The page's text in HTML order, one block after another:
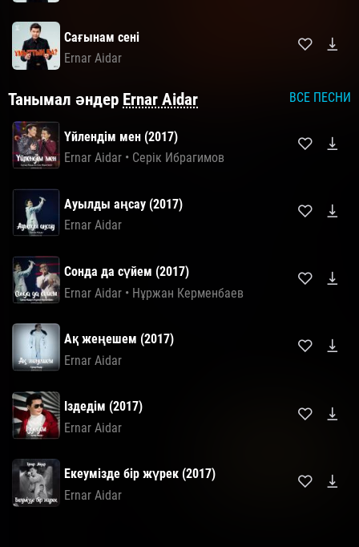
Сағынам сені
Ernar Aidar
Танымал әндер Ernar Aidar ВСЕ ПЕСНИ
Үйлендім мен (2017)
Ernar Aidar • Серік Ибрагимов
Ауылды аңсау (2017)
Ernar Aidar
Сонда да сүйем (2017)
Ernar Aidar • Нұржан Керменбаев
Ақ жеңешем (2017)
Ernar Aidar
Іздедім (2017)
Ernar Aidar
Екеумізде бір жүрек (2017)
Ernar Aidar